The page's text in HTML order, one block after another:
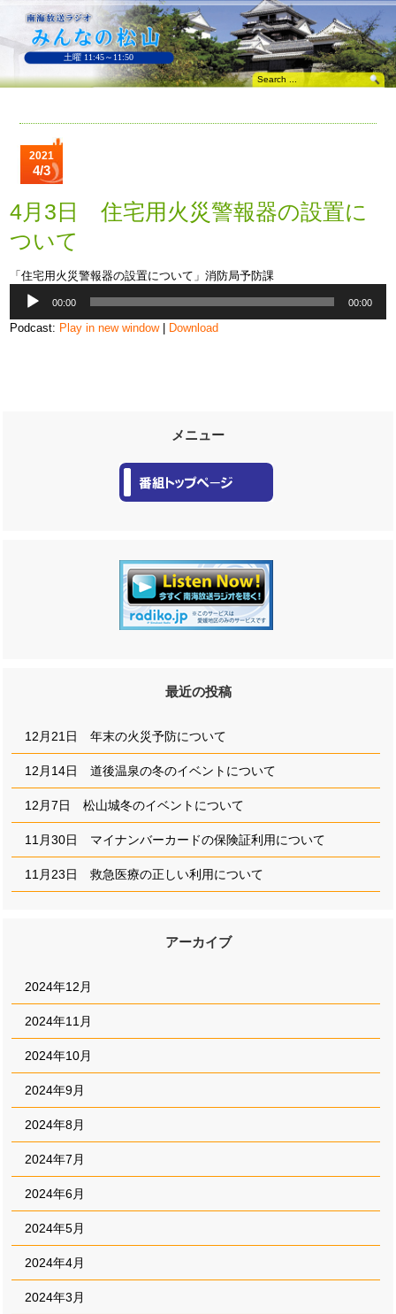
土曜 11:45～11:50
メニュー
最近の投稿
12月21日 年末の火災予防について
12月14日 道後温泉の冬のイベントについて
12月7日 松山城冬のイベントについて
11月30日 マイナンバーカードの保険証利用について
11月23日 救急医療の正しい利用について
アーカイブ
2024年12月
2024年11月
2024年10月
2024年9月
2024年8月
2024年7月
2024年6月
2024年5月
2024年4月
2024年3月
2021
4/3
4月3日 住宅用火災警報器の設置に
ついて
「住宅用火災警報器の設置について」消防局予防課
プ
00:00 00:00
Podcast: Play in new window| Download